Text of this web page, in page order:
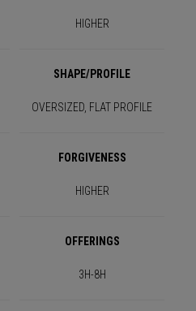
HIGHER
SHAPE/PROFILE
OVERSIZED, FLAT PROFILE
FORGIVENESS
HIGHER
OFFERINGS
3H-8H